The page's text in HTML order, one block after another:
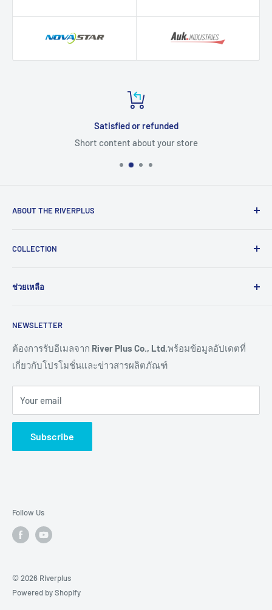
Satisfied or refunded
Short content about your store
ABOUT THE RIVERPLUS
สินค้าและบริการเทคโนโลยีแบบครบวงจร จากทั่วโลกตั้งแต่ปี
และอุตสาหกรรม 4.0
COLLECTION
HMI
Connectivity
Remote I/O
Sensor
IoT Controller
Video Wall
Digital Signage
TV & Monitor
AMR
Accessory
ช่วยเหลือ
ขอราคางานโครงการ
การสั่งซื้อสินค้า
การชำระเงิน
การจัดส่งสินค้า
การขอใบเสนอราคา
การรับประกันสินค้า
การคืนสินค้า และการคืนเงิน
NEWSLETTER
ต้องการรับอีเมลจาก River Plus Co., Ltd.พร้อมข้อมูลอัปเดตที่
เกี่ยวกับโปรโมชั่นและข่าวสารผลิตภัณฑ์
Your email
Subscribe
Follow Us
© 2026 Riverplus
Powered by Shopify